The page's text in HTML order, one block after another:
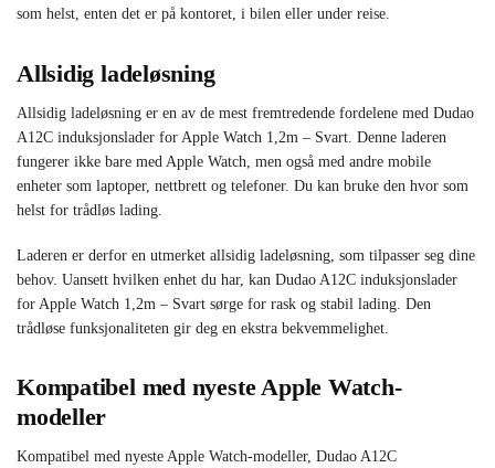
som helst, enten det er på kontoret, i bilen eller under reise.
Allsidig ladeløsning
Allsidig ladeløsning er en av de mest fremtredende fordelene med Dudao
A12C induksjonslader for Apple Watch 1,2m – Svart. Denne laderen
fungerer ikke bare med Apple Watch, men også med andre mobile
enheter som laptoper, nettbrett og telefoner. Du kan bruke den hvor som
helst for trådløs lading.
Laderen er derfor en utmerket allsidig ladeløsning, som tilpasser seg dine
behov. Uansett hvilken enhet du har, kan Dudao A12C induksjonslader
for Apple Watch 1,2m – Svart sørge for rask og stabil lading. Den
trådløse funksjonaliteten gir deg en ekstra bekvemmelighet.
Kompatibel med nyeste Apple Watch-
modeller
Kompatibel med nyeste Apple Watch-modeller, Dudao A12C